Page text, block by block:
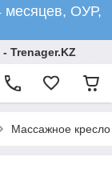
ОУР,
Trenager.KZ
Массажное